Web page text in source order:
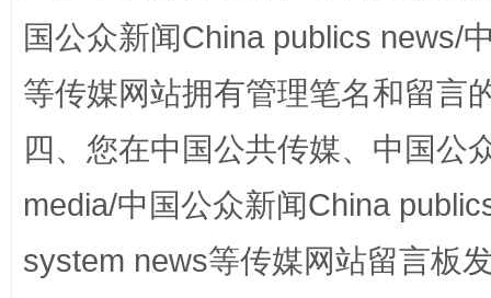
国家大学科技园优化重塑工作
国公众新闻China publics news/
等传媒网站拥有管理笔名和留言
四、您在中国公共传媒、中国公
media/中国公众新闻China
system news等传媒网站留言板